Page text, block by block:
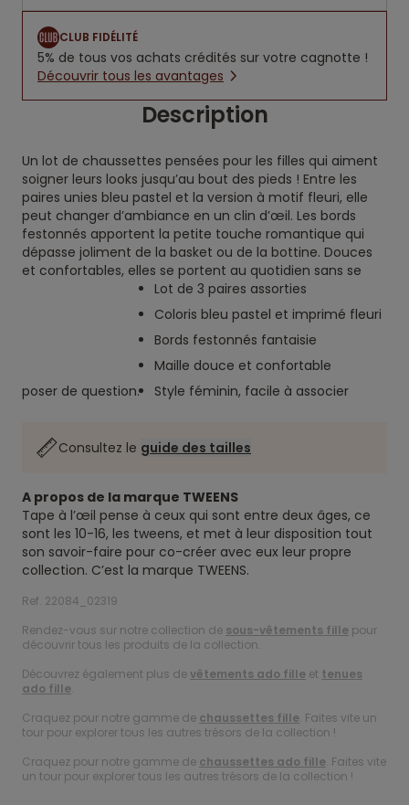
CLUB FIDÉLITÉ
5% de tous vos achats crédités sur votre cagnotte !
Découvrir tous les avantages
Description
Un lot de chaussettes pensées pour les filles qui aiment
soigner leurs looks jusqu’au bout des pieds ! Entre les
paires unies bleu pastel et la version à motif fleuri, elle
peut changer d’ambiance en un clin d’œil. Les bords
festonnés apportent la petite touche romantique qui
dépasse joliment de la basket ou de la bottine. Douces
et confortables, elles se portent au quotidien sans se
poser de question.
Lot de 3 paires assorties
Coloris bleu pastel et imprimé fleuri
Bords festonnés fantaisie
Maille douce et confortable
Style féminin, facile à associer
Consultez le guide des tailles
A propos de la marque TWEENS
Tape à l’œil pense à ceux qui sont entre deux âges, ce
sont les 10-16, les tweens, et met à leur disposition tout
son savoir-faire pour co-créer avec eux leur propre
collection. C’est la marque TWEENS.
Ref. 22084_02319
Rendez-vous sur notre collection de sous-vêtements fille pour
découvrir tous les produits de la collection.
Découvrez également plus devêtements ado fille et tenues
ado fille.
Craquez pour notre gamme de chaussettes fille. Faites vite un
tour pour explorer tous les autres trésors de la collection !
Craquez pour notre gamme de chaussettes ado fille. Faites vite
un tour pour explorer tous les autres trésors de la collection !